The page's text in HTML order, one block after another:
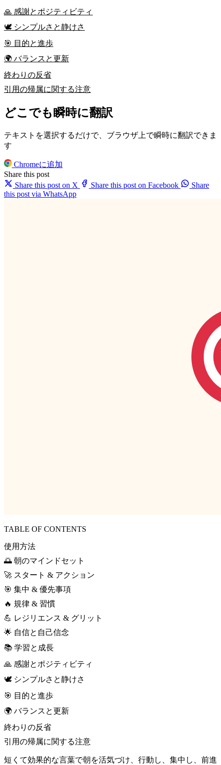
🙏 感謝とポジティビティ
🕊️ シンプルさと静けさ
🎯 目的と進歩
🌍 バランスと更新
終わりの反省
引用の帰属に関する注意
どこでも瞬時に翻訳
テキストを選択するだけで、ブラウザ上で瞬時に翻訳できま
す
Chromeに追加
Share this post
Share this post on X
Share this post on Facebook
Share
this post via WhatsApp
TABLE OF CONTENTS
使用方法
🌅 朝のマインドセット
🚀 スタート & アクション
🎯 集中 & 優先事項
🔥 規律 & 習慣
💪 レジリエンス & グリット
🌟 自信と自己信念
📚 学習と成長
🙏 感謝とポジティビティ
🕊️ シンプルさと静けさ
🎯 目的と進歩
🌍 バランスと更新
終わりの反省
引用の帰属に関する注意
短くて効果的な言葉で朝を活気づけ、行動し、集中し、前進